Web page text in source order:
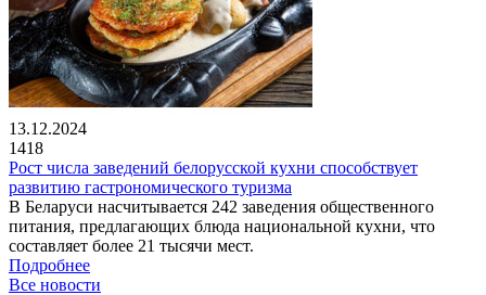
13.12.2024
1418
Рост числа заведений белорусской кухни способствует
развитию гастрономического туризма
В Беларуси насчитывается 242 заведения общественного
питания, предлагающих блюда национальной кухни, что
составляет более 21 тысячи мест.
Подробнее
Все новости